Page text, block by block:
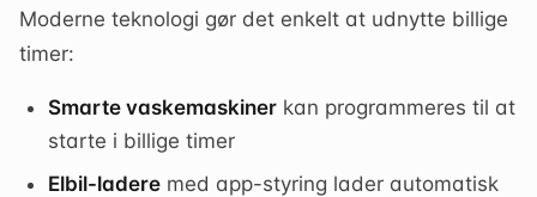
Moderne teknologi gør det enkelt at udnytte billige
timer:
Smarte vaskemaskiner kan programmeres til at
starte i billige timer
Elbil-ladere med app-styring lader automatisk